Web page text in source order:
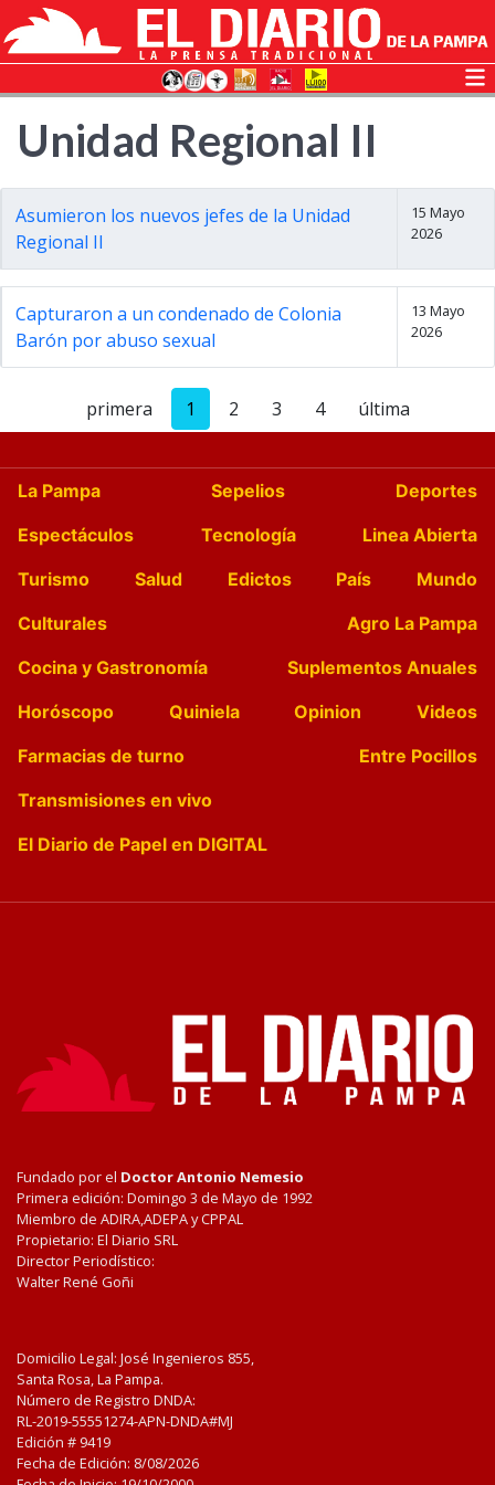
Unidad Regional II
Asumieron los nuevos jefes de la Unidad
Regional II
15 Mayo
2026
Capturaron a un condenado de Colonia
Barón por abuso sexual
13 Mayo
2026
primera 1 2 3 4 última
La Pampa Sepelios
Deportes
Espectáculos
Tecnología
Linea Abierta
Turismo
Salud Edictos País
Mundo
Culturales
Agro La Pampa
Cocina y Gastronomía
Suplementos Anuales
Horóscopo
Quiniela Opinion
Videos
Farmacias de turno
Entre Pocillos
Transmisiones en vivo
El Diario de Papel en DIGITAL
Fundado por el Doctor Antonio Nemesio
Primera edición: Domingo 3 de Mayo de 1992
Miembro de ADIRA,ADEPA y CPPAL
Propietario: El Diario SRL
Director Periodístico:
Walter René Goñi
Domicilio Legal: José Ingenieros 855,
Santa Rosa, La Pampa.
Número de Registro DNDA:
RL-2019-55551274-APN-DNDA#MJ
Edición # 9419
Fecha de Edición: 8/08/2026